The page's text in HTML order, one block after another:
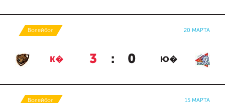
Волейбол 20 МАРТА
К� 3 : 0 Ю�
Волейбол 15 МАРТА